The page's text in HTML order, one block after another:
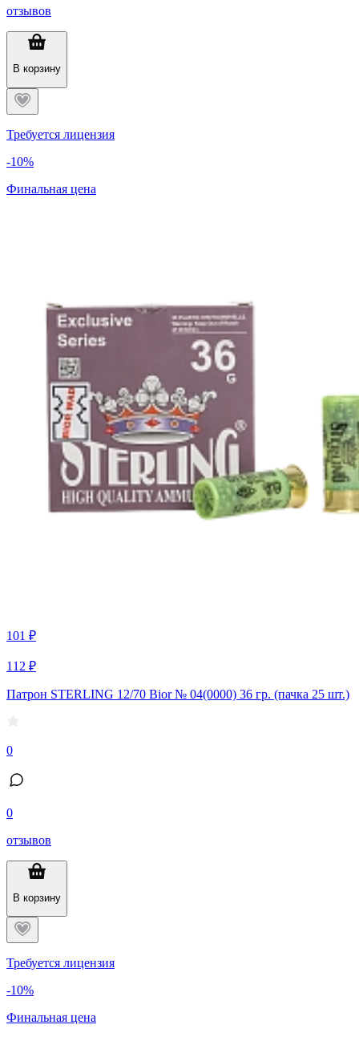
отзывов
В корзину
Требуется лицензия
-10%
Финальная цена
101 ₽
112 ₽
Патрон STERLING 12/70 Bior № 04(0000) 36 гр. (пачка 25 шт.)
0
0
отзывов
В корзину
Требуется лицензия
-10%
Финальная цена